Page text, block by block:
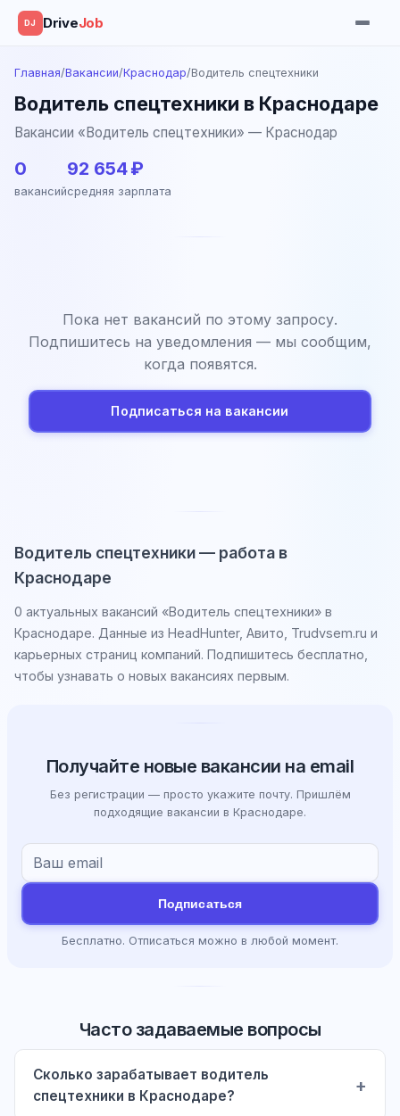
DJ DriveJob
Главная/Вакансии/Краснодар/Водитель спецтехники
Водитель спецтехники в Краснодаре
Вакансии «Водитель спецтехники» — Краснодар
0
вакансий
92 654 ₽
средняя зарплата
Пока нет вакансий по этому запросу.
Подпишитесь на уведомления — мы сообщим,
когда появятся.
Подписаться на вакансии
Водитель спецтехники — работа в
Краснодаре
0 актуальных вакансий «Водитель спецтехники» в
Краснодаре. Данные из HeadHunter, Авито, Trudvsem.ru и
карьерных страниц компаний. Подпишитесь бесплатно,
чтобы узнавать о новых вакансиях первым.
Получайте новые вакансии на email
Без регистрации — просто укажите почту. Пришлём
подходящие вакансии в Краснодаре.
Подписаться
Бесплатно. Отписаться можно в любой момент.
Часто задаваемые вопросы
Сколько зарабатывает водитель
спецтехники в Краснодаре?